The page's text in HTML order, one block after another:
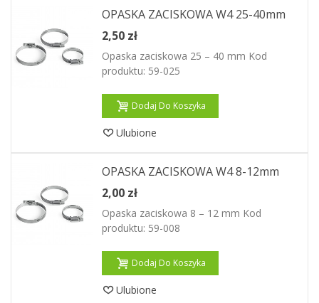
OPASKA ZACISKOWA W4 25-40mm
2,50 zł
Opaska zaciskowa 25 – 40 mm Kod
produktu: 59-025
Dodaj Do Koszyka
Ulubione
OPASKA ZACISKOWA W4 8-12mm
2,00 zł
Opaska zaciskowa 8 – 12 mm Kod
produktu: 59-008
Dodaj Do Koszyka
Ulubione